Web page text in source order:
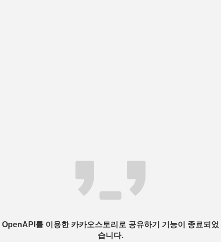
OpenAPI를 이용한 카카오스토리로 공유하기 기능이 종료되었
습니다.